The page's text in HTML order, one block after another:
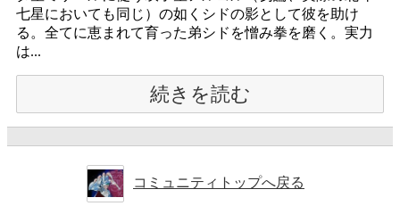
七星においても同じ）の如くシドの影として彼を助け
る。全てに恵まれて育った弟シドを憎み拳を磨く。実力
は...
続きを読む
コミュニティトップへ戻る